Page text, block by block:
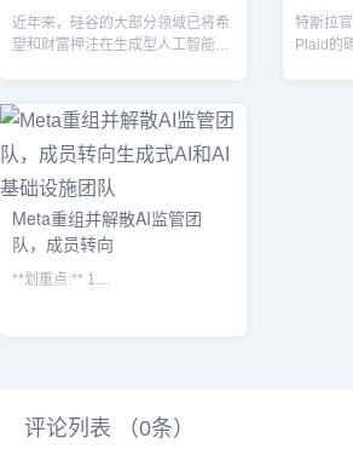
近年来，硅谷的大部分领域已将希
望和财富押注在生成型人工智能技
特斯拉
Plaid的
Meta重组并解散AI监管团
队，成员转向
**划重点:** 1....
评论列表 （0条）